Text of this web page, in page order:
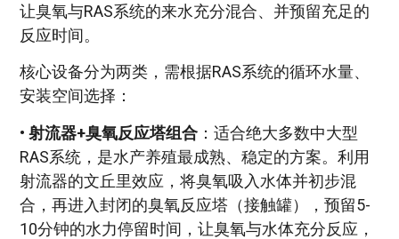
让臭氧与RAS系统的来水充分混合、并预留充足的
反应时间。
核心设备分为两类，需根据RAS系统的循环水量、
安装空间选择：
• 射流器+臭氧反应塔组合 ：适合绝大多数中大型
RAS系统，是水产养殖最成熟、稳定的方案。利用
射流器的文丘里效应，将臭氧吸入水体并初步混
合，再进入封闭的臭氧反应塔（接触罐），预留5-
10分钟的水力停留时间，让臭氧与水体充分反应，